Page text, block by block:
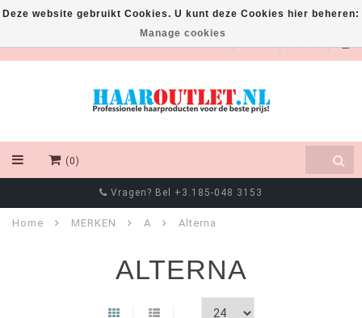
EUR
(0)
Vragen? Bel +3.185-048 3153
Home MERKEN A Alterna
ALTERNA
Deze website gebruikt Cookies. U kunt deze Cookies hier beheren:
Manage cookies